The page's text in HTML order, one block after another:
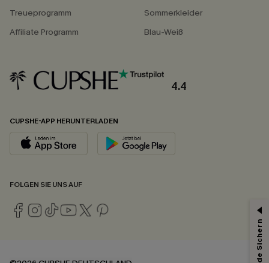
Treueprogramm
Affiliate Programm
Sommerkleider
Blau-Weiß
4.4
CUPSHE-APP HERUNTERLADEN
FOLGEN SIE UNS AUF